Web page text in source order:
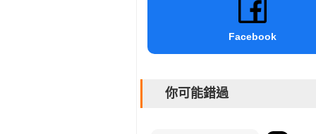
Facebook
你可能錯過